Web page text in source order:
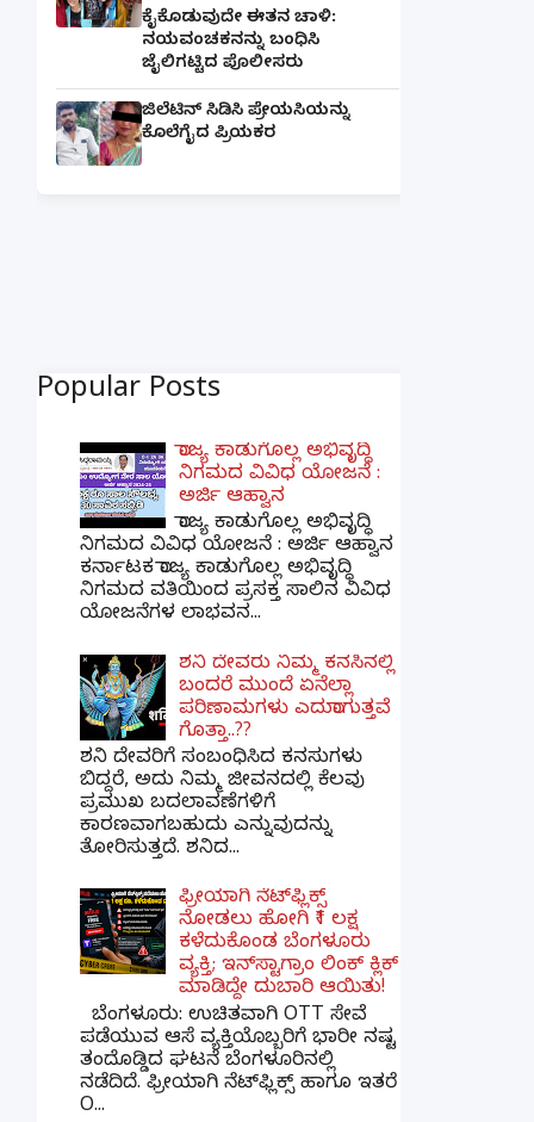
ಕೈಕೊಡುವುದೇ ಈತನ ಚಾಳಿ:
ನಯವಂಚಕನನ್ನು ಬಂಧಿಸಿ
ಜೈಲಿಗಟ್ಟಿದ ಪೊಲೀಸರು
ಜಿಲೆಟಿನ್ ಸಿಡಿಸಿ ಪ್ರೇಯಸಿಯನ್ನು
ಕೊಲೆಗೈದ ಪ್ರಿಯಕರ
Popular Posts
ರಾಜ್ಯ ಕಾಡುಗೊಲ್ಲ ಅಭಿವೃದ್ಧಿ
ನಿಗಮದ ವಿವಿಧ ಯೋಜನೆ :
ಅರ್ಜಿ ಆಹ್ವಾನ
ರಾಜ್ಯ ಕಾಡುಗೊಲ್ಲ ಅಭಿವೃದ್ಧಿ
ನಿಗಮದ ವಿವಿಧ ಯೋಜನೆ : ಅರ್ಜಿ ಆಹ್ವಾನ
ಕರ್ನಾಟಕ ರಾಜ್ಯ ಕಾಡುಗೊಲ್ಲ ಅಭಿವೃದ್ಧಿ
ನಿಗಮದ ವತಿಯಿಂದ ಪ್ರಸಕ್ತ ಸಾಲಿನ ವಿವಿಧ
ಯೋಜನೆಗಳ ಲಾಭವನ...
ಶನಿ ದೇವರು ನಿಮ್ಮ ಕನಸಿನಲ್ಲಿ
ಬಂದರೆ ಮುಂದೆ ಏನೆಲ್ಲಾ
ಪರಿಣಾಮಗಳು ಎದುರಾಗುತ್ತವೆ
ಗೊತ್ತಾ..??
ಶನಿ ದೇವರಿಗೆ ಸಂಬಂಧಿಸಿದ ಕನಸುಗಳು
ಬಿದ್ದರೆ, ಅದು ನಿಮ್ಮ ಜೀವನದಲ್ಲಿ ಕೆಲವು
ಪ್ರಮುಖ ಬದಲಾವಣೆಗಳಿಗೆ
ಕಾರಣವಾಗಬಹುದು ಎನ್ನುವುದನ್ನು
ತೋರಿಸುತ್ತದೆ. ಶನಿದ...
ಫ್ರೀಯಾಗಿ ನೆಟ್‌ಫ್ಲಿಕ್ಸ್
ನೋಡಲು ಹೋಗಿ ₹1 ಲಕ್ಷ
ಕಳೆದುಕೊಂಡ ಬೆಂಗಳೂರು
ವ್ಯಕ್ತಿ; ಇನ್‌ಸ್ಟಾಗ್ರಾಂ ಲಿಂಕ್ ಕ್ಲಿಕ್
ಮಾಡಿದ್ದೇ ದುಬಾರಿ ಆಯಿತು!
ಬೆಂಗಳೂರು: ಉಚಿತವಾಗಿ OTT ಸೇವೆ
ಪಡೆಯುವ ಆಸೆ ವ್ಯಕ್ತಿಯೊಬ್ಬರಿಗೆ ಭಾರೀ ನಷ್ಟ
ತಂದೊಡ್ಡಿದ ಘಟನೆ ಬೆಂಗಳೂರಿನಲ್ಲಿ
ನಡೆದಿದೆ. ಫ್ರೀಯಾಗಿ ನೆಟ್‌ಫ್ಲಿಕ್ಸ್ ಹಾಗೂ ಇತರೆ
O...